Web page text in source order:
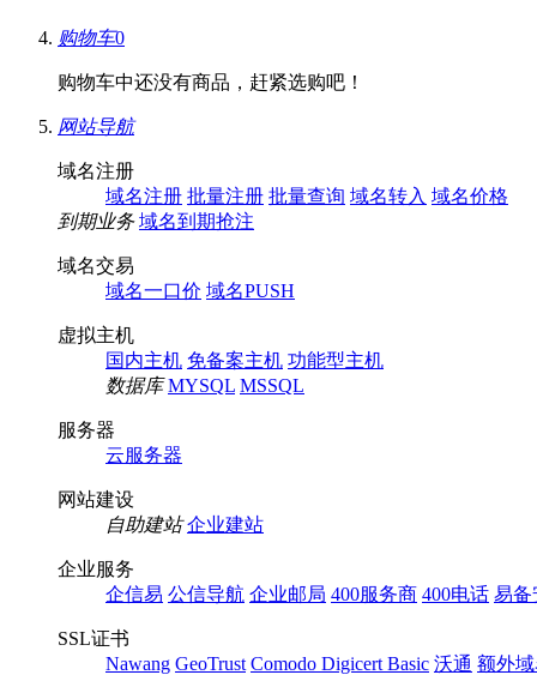
购物车0
购物车中还没有商品，赶紧选购吧！
网站导航
域名注册
域名注册 批量注册 批量查询 域名转入 域名价格
到期业务 域名到期抢注
域名交易
域名一口价 域名PUSH
虚拟主机
国内主机 免备案主机 功能型主机
数据库 MYSQL MSSQL
服务器
云服务器
网站建设
自助建站 企业建站
企业服务
企信易 公信导航 企业邮局 400服务商 400电话 易备
SSL证书
Nawang GeoTrust Comodo Digicert Basic 沃通 额外